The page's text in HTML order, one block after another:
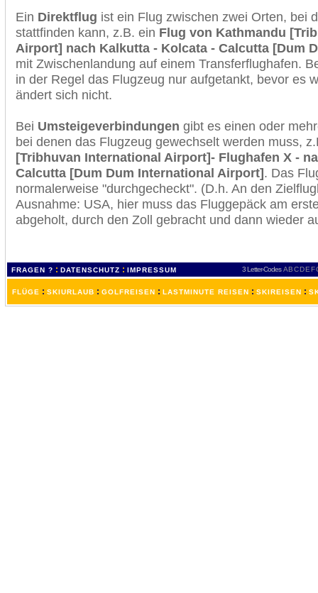
Ein Direktflug ist ein Flug zwischen zwei Orten, bei
stattfinden kann, z.B. ein Flug von Kathmandu
Airport] nach Kalkutta - Kolcata - Calcutta [Dum
mit Zwischenlandung auf einem Transferflughafen.
in der Regel das Flugzeug nur aufgetankt, bevor es
ändert sich nicht.
Bei Umsteigeverbindungen gibt es einen oder
bei denen das Flugzeug gewechselt werden muss,
[Tribhuvan International Airport]- Flughafen X -
Calcutta [Dum Dum International Airport]. Das
normalerweise "durchgecheckt". (D.h. An den
Ausnahme: USA, hier muss das Fluggepäck am
abgeholt, durch den Zoll gebracht und dann wieder
FRAGEN ? : DATENSCHUTZ : IMPRESSUM 3 Letter-Codes ABCDEF
FLÜGE : SKIURLAUB : GOLFREISEN : LASTMINUTE REISEN : SKIREISEN :